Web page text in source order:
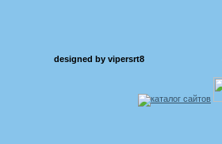
designed by vipersrt8